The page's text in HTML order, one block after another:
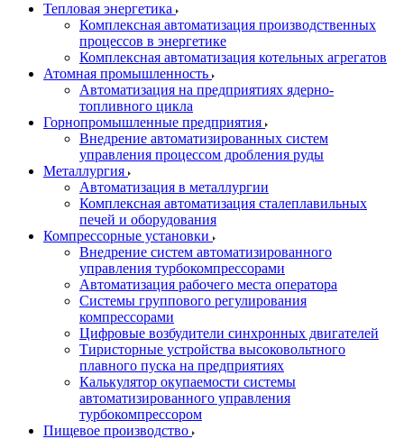
Тепловая энергетика
Комплексная автоматизация производственных
процессов в энергетике
Комплексная автоматизация котельных агрегатов
Атомная промышленность
Автоматизация на предприятиях ядерно-
топливного цикла
Горнопромышленные предприятия
Внедрение автоматизированных систем
управления процессом дробления руды
Металлургия
Автоматизация в металлургии
Комплексная автоматизация сталеплавильных
печей и оборудования
Компрессорные установки
Внедрение систем автоматизированного
управления турбокомпрессорами
Автоматизация рабочего места оператора
Системы группового регулирования
компрессорами
Цифровые возбудители синхронных двигателей
Тиристорные устройства высоковольтного
плавного пуска на предприятиях
Калькулятор окупаемости системы
автоматизированного управления
турбокомпрессором
Пищевое производство